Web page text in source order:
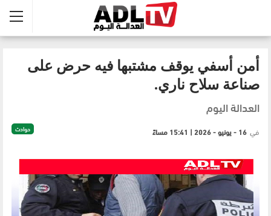
أمن أسفي يوقف مشتبها فيه حرض على
صناعة سلاح ناري.
العدالة اليوم
حوادث في 16 - يونيو - 2026 | 15:41 مساءً